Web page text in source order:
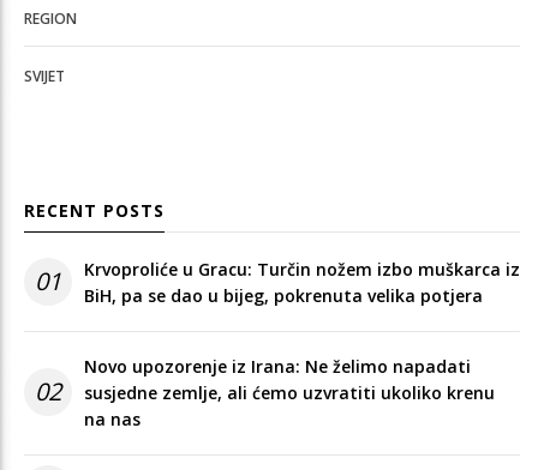
REGION
SVIJET
RECENT POSTS
01
Krvoproliće u Gracu: Turčin nožem izbo muškarca iz
BiH, pa se dao u bijeg, pokrenuta velika potjera
02
Novo upozorenje iz Irana: Ne želimo napadati
susjedne zemlje, ali ćemo uzvratiti ukoliko krenu
na nas